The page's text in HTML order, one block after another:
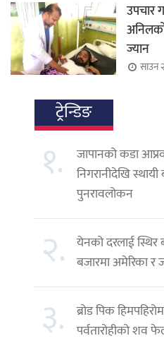
उपचार
ज्यान
साउन
ट्रेन्डिङ
१.
जापानको कडा
निगरानीदेखि
पुनरावलोकन
२. येनको दरलाई स्थिर
बजारमा अमेरिका र
३.
ब्रोड पिक
पर्वतारोहीको शव